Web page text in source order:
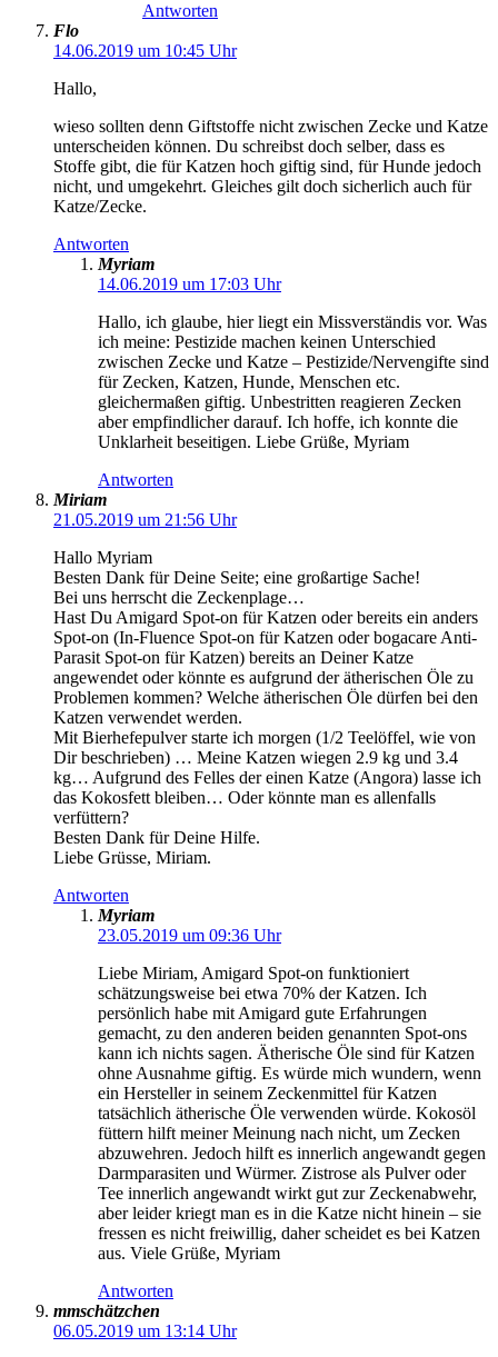
Antworten
Flo
14.06.2019 um 10:45 Uhr
Hallo,
wieso sollten denn Giftstoffe nicht zwischen Zecke und Katze
unterscheiden können. Du schreibst doch selber, dass es
Stoffe gibt, die für Katzen hoch giftig sind, für Hunde jedoch
nicht, und umgekehrt. Gleiches gilt doch sicherlich auch für
Katze/Zecke.
Antworten
Myriam
14.06.2019 um 17:03 Uhr
Hallo, ich glaube, hier liegt ein Missverständis vor. Was
ich meine: Pestizide machen keinen Unterschied
zwischen Zecke und Katze – Pestizide/Nervengifte sind
für Zecken, Katzen, Hunde, Menschen etc.
gleichermaßen giftig. Unbestritten reagieren Zecken
aber empfindlicher darauf. Ich hoffe, ich konnte die
Unklarheit beseitigen. Liebe Grüße, Myriam
Antworten
Miriam
21.05.2019 um 21:56 Uhr
Hallo Myriam
Besten Dank für Deine Seite; eine großartige Sache!
Bei uns herrscht die Zeckenplage…
Hast Du Amigard Spot-on für Katzen oder bereits ein anders
Spot-on (In-Fluence Spot-on für Katzen oder bogacare Anti-
Parasit Spot-on für Katzen) bereits an Deiner Katze
angewendet oder könnte es aufgrund der ätherischen Öle zu
Problemen kommen? Welche ätherischen Öle dürfen bei den
Katzen verwendet werden.
Mit Bierhefepulver starte ich morgen (1/2 Teelöffel, wie von
Dir beschrieben) … Meine Katzen wiegen 2.9 kg und 3.4
kg… Aufgrund des Felles der einen Katze (Angora) lasse ich
das Kokosfett bleiben… Oder könnte man es allenfalls
verfüttern?
Besten Dank für Deine Hilfe.
Liebe Grüsse, Miriam.
Antworten
Myriam
23.05.2019 um 09:36 Uhr
Liebe Miriam, Amigard Spot-on funktioniert
schätzungsweise bei etwa 70% der Katzen. Ich
persönlich habe mit Amigard gute Erfahrungen
gemacht, zu den anderen beiden genannten Spot-ons
kann ich nichts sagen. Ätherische Öle sind für Katzen
ohne Ausnahme giftig. Es würde mich wundern, wenn
ein Hersteller in seinem Zeckenmittel für Katzen
tatsächlich ätherische Öle verwenden würde. Kokosöl
füttern hilft meiner Meinung nach nicht, um Zecken
abzuwehren. Jedoch hilft es innerlich angewandt gegen
Darmparasiten und Würmer. Zistrose als Pulver oder
Tee innerlich angewandt wirkt gut zur Zeckenabwehr,
aber leider kriegt man es in die Katze nicht hinein – sie
fressen es nicht freiwillig, daher scheidet es bei Katzen
aus. Viele Grüße, Myriam
Antworten
mmschätzchen
06.05.2019 um 13:14 Uhr